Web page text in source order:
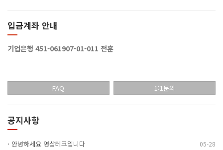
입금계좌 안내
기업은행 451-061907-01-011 전훈
FAQ 1:1문의
공지사항
· 안녕하세요 영상테크입니다 05-28